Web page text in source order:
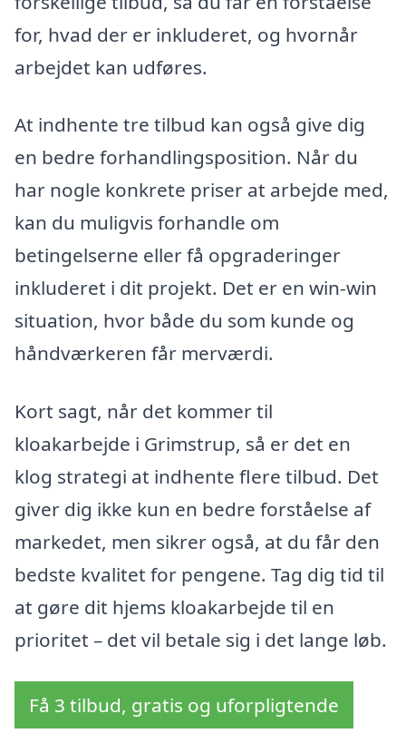
for, hvad der er inkluderet, og hvornår
arbejdet kan udføres.
At indhente tre tilbud kan også give dig
en bedre forhandlingsposition. Når du
har nogle konkrete priser at arbejde med,
kan du muligvis forhandle om
betingelserne eller få opgraderinger
inkluderet i dit projekt. Det er en win-win
situation, hvor både du som kunde og
håndværkeren får merværdi.
Kort sagt, når det kommer til
kloakarbejde i Grimstrup, så er det en
klog strategi at indhente flere tilbud. Det
giver dig ikke kun en bedre forståelse af
markedet, men sikrer også, at du får den
bedste kvalitet for pengene. Tag dig tid til
at gøre dit hjems kloakarbejde til en
prioritet – det vil betale sig i det lange løb.
Få 3 tilbud, gratis og uforpligtende